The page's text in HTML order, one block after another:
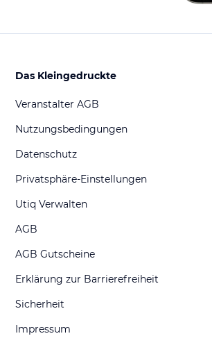
Das Kleingedruckte
Veranstalter AGB
Nutzungsbedingungen
Datenschutz
Privatsphäre-Einstellungen
Utiq Verwalten
AGB
AGB Gutscheine
Erklärung zur Barrierefreiheit
Sicherheit
Impressum